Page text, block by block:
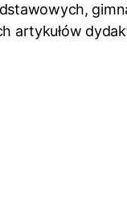
artykułów